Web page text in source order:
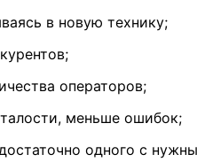
в новую технику;
операторов;
меньше ошибок;
одного с